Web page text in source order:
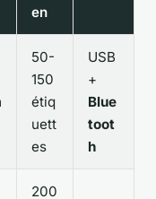
en
50-
150
étiq
uett
es
USB
+
Blue
toot
h
200